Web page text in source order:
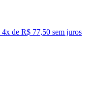
4x de R$ 77,50 sem juros